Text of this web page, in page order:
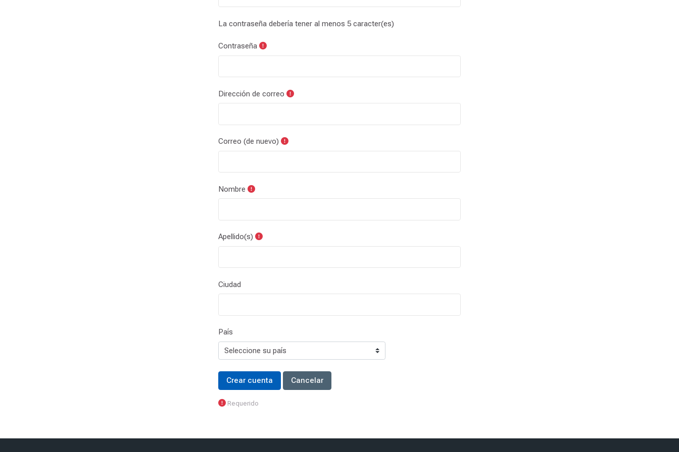
La contraseña debería tener al menos 5 caracter(es)
Contraseña
Dirección de correo
Correo (de nuevo)
Nombre
Apellido(s)
Ciudad
País
Requerido